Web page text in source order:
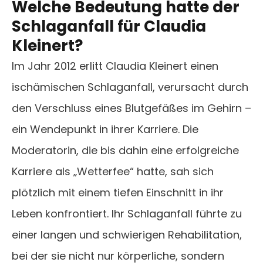
Welche Bedeutung hatte der
Schlaganfall für Claudia
Kleinert?
Im Jahr 2012 erlitt Claudia Kleinert einen
ischämischen Schlaganfall, verursacht durch
den Verschluss eines Blutgefäßes im Gehirn –
ein Wendepunkt in ihrer Karriere. Die
Moderatorin, die bis dahin eine erfolgreiche
Karriere als „Wetterfee“ hatte, sah sich
plötzlich mit einem tiefen Einschnitt in ihr
Leben konfrontiert. Ihr Schlaganfall führte zu
einer langen und schwierigen Rehabilitation,
bei der sie nicht nur körperliche, sondern